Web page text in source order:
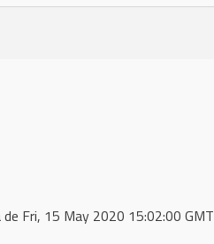
Fri, 15 May 2020 15:02:00 GMT